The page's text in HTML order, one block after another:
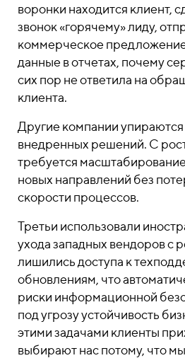
воронки находится клиент,
звонок «горячему» лиду,
коммерческое
данные в отчетах, почему
сих пор не ответила на
клиента.
Другие компании
внедренных решений. С
требуется
новых направлений без
скорости процессов.
Третьи использовали
ухода западных вендоров с
лишились доступа к
обновлениям, что
риски информационной
под угрозу устойчивость
этими задачами клиенты
выбирают нас потому, что